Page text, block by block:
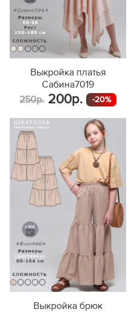
Выкройка платья
Сабина7019
250р. 200р. -20%
Выкройка брюк